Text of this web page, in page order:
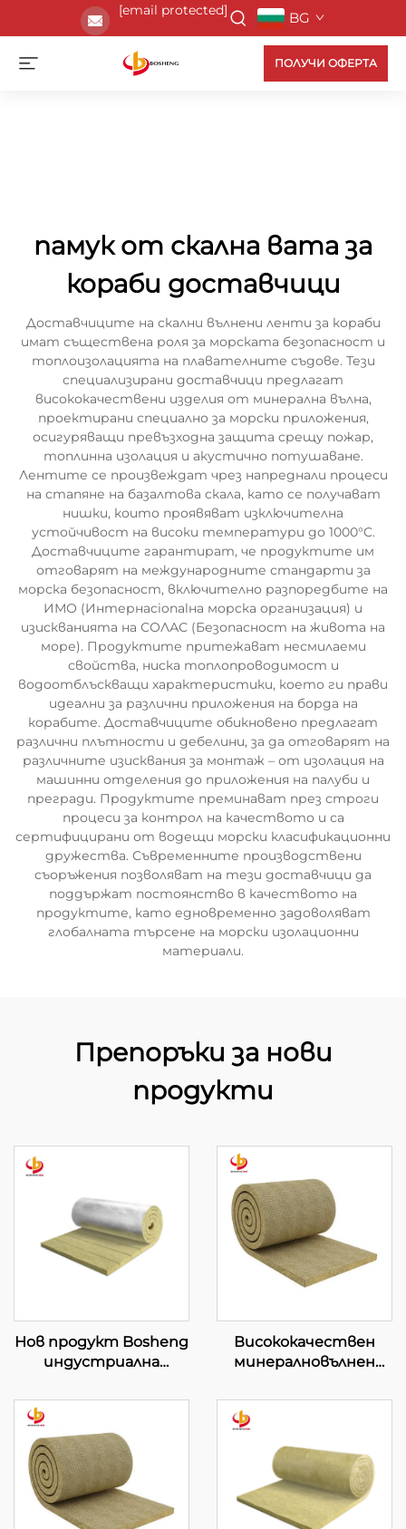
[email protected] BG
ПОЛУЧИ ОФЕРТА
памук от скална вата за
кораби доставчици
Доставчиците на скални вълнени ленти за кораби
имат съществена роля за морската безопасност и
топлоизолацията на плавателните съдове. Тези
специализирани доставчици предлагат
висококачествени изделия от минерална вълна,
проектирани специално за морски приложения,
осигуряващи превъзходна защита срещу пожар,
топлинна изолация и акустично потушаване.
Лентите се произвеждат чрез напреднали процеси
на стапяне на базалтова скала, като се получават
нишки, които проявяват изключителна
устойчивост на високи температури до 1000°C.
Доставчиците гарантират, че продуктите им
отговарят на международните стандарти за
морска безопасност, включително разпоредбите на
ИМО (Интернacionalна морска организация) и
изискванията на СОЛАС (Безопасност на живота на
море). Продуктите притежават несмилаеми
свойства, ниска топлопроводимост и
водоотблъскващи характеристики, което ги прави
идеални за различни приложения на борда на
корабите. Доставчиците обикновено предлагат
различни плътности и дебелини, за да отговарят на
различните изисквания за монтаж – от изолация на
машинни отделения до приложения на палуби и
прегради. Продуктите преминават през строги
процеси за контрол на качеството и са
сертифицирани от водещи морски класификационни
дружества. Съвременните производствени
съоръжения позволяват на тези доставчици да
поддържат постоянство в качеството на
продуктите, като едновременно задоволяват
глобалната търсене на морски изолационни
материали.
Препоръки за нови
продукти
Нов продукт Bosheng
индустриална
ивици Килим от
каменна вълна Руло за
термоизолация на
индустриални котли
и сгради
Висококачествен
минералновълнен
топлоизолационен
одеял с мрежа от
желязна проволока 120
kg/m³
Минералновълнено
одеяло